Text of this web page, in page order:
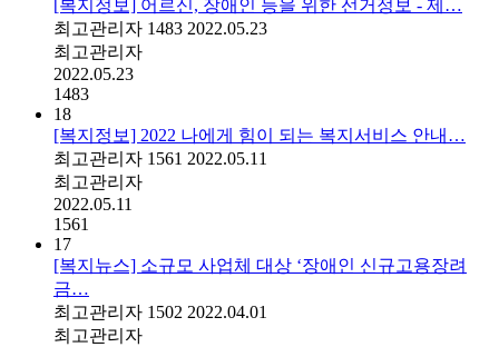
[복지정보] 어르신, 장애인 등을 위한 선거정보 - 제…
최고관리자 1483 2022.05.23
최고관리자
2022.05.23
1483
18
[복지정보] 2022 나에게 힘이 되는 복지서비스 안내…
최고관리자 1561 2022.05.11
최고관리자
2022.05.11
1561
17
[복지뉴스] 소규모 사업체 대상 ‘장애인 신규고용장려
금…
최고관리자 1502 2022.04.01
최고관리자